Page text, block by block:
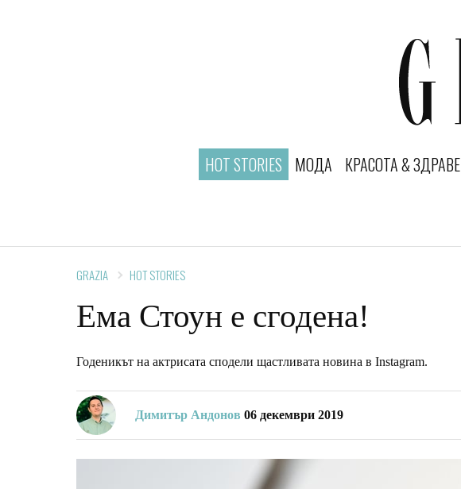
HOT STORIES МОДА КРАСОТА & ЗДРАВЕ
GRAZIA HOT STORIES
Ема Стоун е сгодена!
Годеникът на актрисата сподели щастливата новина в Instagram.
Димитър Андонов 06 декември 2019